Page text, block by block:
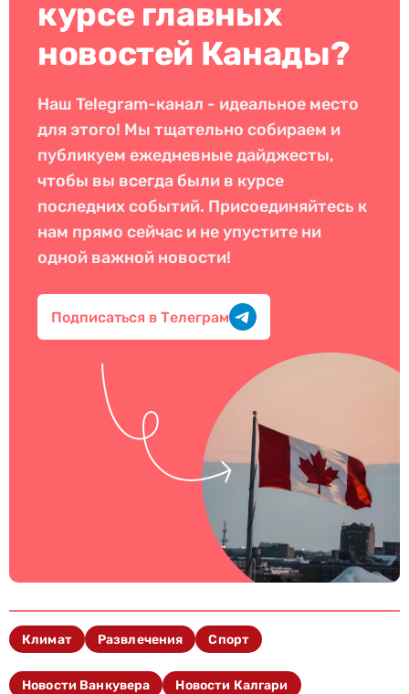
курсе главных
новостей Канады?
Наш Telegram-канал - идеальное место
для этого! Мы тщательно собираем и
публикуем ежедневные дайджесты,
чтобы вы всегда были в курсе
последних событий. Присоединяйтесь к
нам прямо сейчас и не упустите ни
одной важной новости!
Подписаться в Телеграм
Климат Развлечения Спорт
Новости Ванкувера Новости Калгари